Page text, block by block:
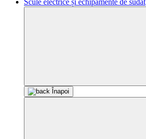
Scule electrice și echipamente de sudat
Înapoi